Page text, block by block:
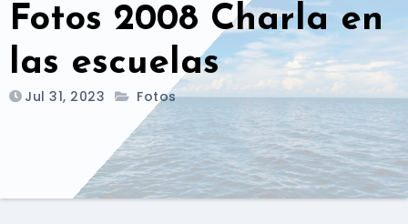
Fotos 2008 Charla en
las escuelas
Jul 31, 2023 Fotos